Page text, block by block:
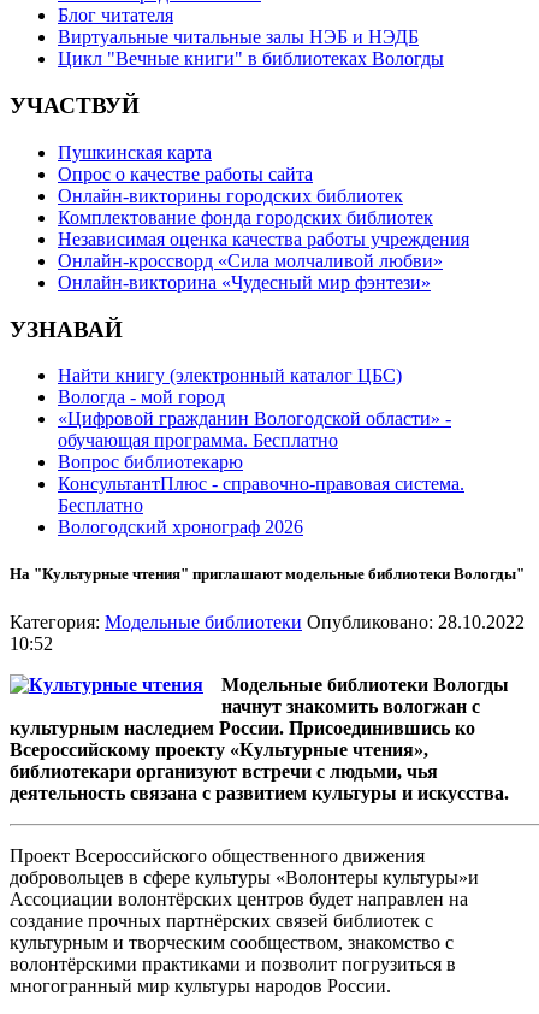
Блог читателя
Виртуальные читальные залы НЭБ и НЭДБ
Цикл "Вечные книги" в библиотеках Вологды
УЧАСТВУЙ
Пушкинская карта
Опрос о качестве работы сайта
Онлайн-викторины городских библиотек
Комплектование фонда городских библиотек
Независимая оценка качества работы учреждения
Онлайн-кроссворд «Сила молчаливой любви»
Онлайн-викторина «Чудесный мир фэнтези»
УЗНАВАЙ
Найти книгу (электронный каталог ЦБС)
Вологда - мой город
«Цифровой гражданин Вологодской области» -
обучающая программа. Бесплатно
Вопрос библиотекарю
КонсультантПлюс - справочно-правовая система.
Бесплатно
Вологодский хронограф 2026
На "Культурные чтения" приглашают модельные библиотеки Вологды"
Категория: Модельные библиотеки Опубликовано: 28.10.2022
10:52
Модельные библиотеки Вологды
начнут знакомить вологжан с
культурным наследием России. Присоединившись ко
Всероссийскому проекту «Культурные чтения»,
библиотекари организуют встречи с людьми, чья
деятельность связана с развитием культуры и искусства.
Проект Всероссийского общественного движения
добровольцев в сфере культуры «Волонтеры культуры»и
Ассоциации волонтёрских центров будет направлен на
создание прочных партнёрских связей библиотек с
культурным и творческим сообществом, знакомство с
волонтёрскими практиками и позволит погрузиться в
многогранный мир культуры народов России.